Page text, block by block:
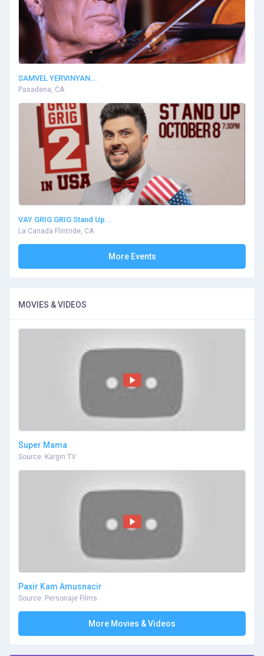
SAMVEL YERVINYAN...
Pasadena, CA
VAY GRIG GRIG Stand Up...
La Canada Flintride, CA
More Events
MOVIES & VIDEOS
Super Mama
Source: Kargin TV
Paxir Kam Amusnacir
Source: Personaje Films
More Movies & Videos